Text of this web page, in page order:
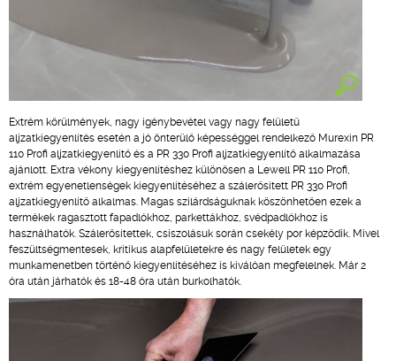
Extrém körülmények, nagy igénybevétel vagy nagy felületű
aljzatkiegyenlítés esetén a jó önterülő képességgel rendelkező Murexin PR
110 Profi aljzatkiegyenlítő és a PR 330 Profi aljzatkiegyenlítő alkalmazása
ajánlott. Extra vékony kiegyenlítéshez különösen a Lewell PR 110 Profi,
extrém egyenetlenségek kiegyenlítéséhez a szálerősített PR 330 Profi
aljzatkiegyenlítő alkalmas. Magas szilárdságuknak köszönhetően ezek a
termékek ragasztott fapadlókhoz, parkettákhoz, svédpadlókhoz is
használhatók. Szálerősítettek, csiszolásuk során csekély por képződik. Mivel
feszültségmentesek, kritikus alapfelületekre és nagy felületek egy
munkamenetben történő kiegyenlítéséhez is kiválóan megfelelnek. Már 2
óra után járhatók és 18-48 óra után burkolhatók.